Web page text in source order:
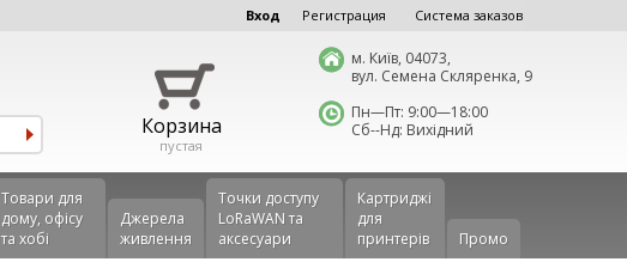
Вход Регистрация Система заказов
Корзина
пустая
м. Київ, 04073,
вул. Семена Скляренка, 9
Пн—Пт: 9:00—18:00
Сб--Нд: Вихідний
Товари для
дому, офісу
та хобі
Джерела
живлення
Точки доступу
LoRaWAN та
аксесуари
Картриджі
для
принтерів
Промо